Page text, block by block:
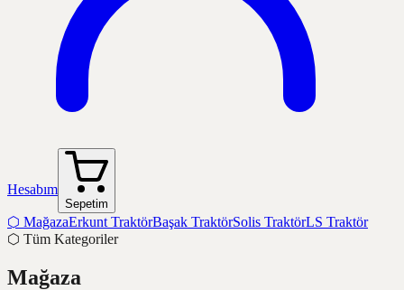
Hesabım
Sepetim
⬡ MağazaErkunt TraktörBaşak TraktörSolis TraktörLS Traktör
⬡ Tüm Kategoriler
Mağaza